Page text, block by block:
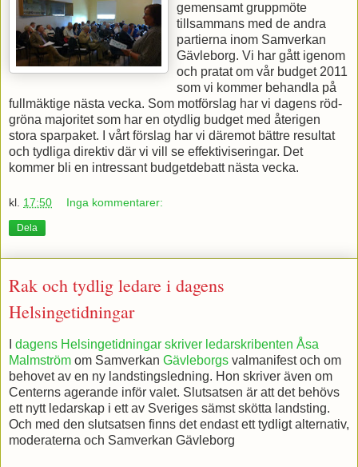
gemensamt gruppmöte
tillsammans med de andra
partierna inom Samverkan
Gävleborg. Vi har gått igenom
och pratat om vår budget 2011
som vi kommer behandla på
fullmäktige nästa vecka. Som motförslag har vi dagens röd-
gröna majoritet som har en otydlig budget med återigen
stora sparpaket. I vårt förslag har vi däremot bättre resultat
och tydliga direktiv där vi vill se effektiviseringar. Det
kommer bli en intressant budgetdebatt nästa vecka.
kl. 17:50 Inga kommentarer:
Dela
Rak och tydlig ledare i dagens
Helsingetidningar
dagens Helsingetidningar skriver ledarskribenten Åsa
Malmström om Samverkan Gävleborgs valmanifest och om
behovet av en ny landstingsledning. Hon skriver även om
Centerns agerande inför valet. Slutsatsen är att det behövs
ett nytt ledarskap i ett av Sveriges sämst skötta landsting.
Och med den slutsatsen finns det endast ett tydligt alternativ,
moderaterna och Samverkan Gävleborg